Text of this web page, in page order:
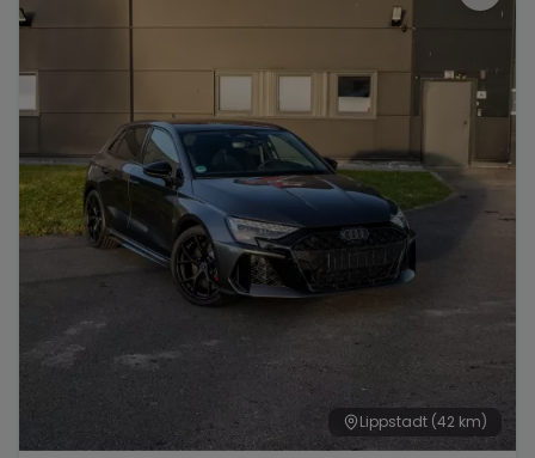
Lippstadt (42 km)